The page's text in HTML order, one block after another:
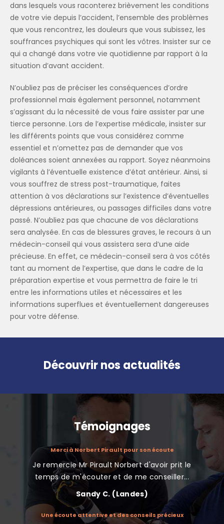
dans lesquels vous raconterez brièvement les conditions
de votre vie depuis l’accident, l’ensemble des problèmes
que vous rencontrez, les douleurs que vous subissez, les
souffrances psychiques qui sont les vôtres. Insister sur ce
qui a changé dans votre vie quotidienne par rapport à la
situation d’avant accident.
N’oubliez pas de préciser les conséquences d’ordre
professionnel mais également personnel, notamment
s’agissant du la nécessité de vous faire assister par une
tierce personne. Lors de l’expertise médicale, insister sur
les différents points que vous considérez comme
essentiel et n’omettez pas de demander que vos
doléances soient annexées au rapport. Soyez néanmoins
vigilants à l’éventuelle existence d’état antérieur. Ainsi, si
vous souffrez de stress post-traumatique, faites
attention à vos déclarations sur l’existence d’éventuelles
dépressions antérieures, ou passages difficiles dans votre
passé. N’oubliez pas que chacune de vos déclarations
sera analysée. En cas de blessures graves, le recours à un
médecin-conseil qui vous assistera sera d’une aide
précieuse. En effet, ce médecin-conseil sera à vos côtés
tant au moment de l’expertise, que dans le cadre de la
préparation expertise et vous permettra de faire le tri
entre les informations utiles et nécessaires et les
informations superflues et éventuellement dangereuses
pour votre défense.
Découvrir nos actualités
Témoignages
Merci à Norbert Pirault pour son écoute
Je remercie Mr Pirault Norbert d'avoir prit le
temps de m'écouter et de me conseiller...
Sandy C. (Landes)
Une écoute attentive et des conseils précieux
J'ai